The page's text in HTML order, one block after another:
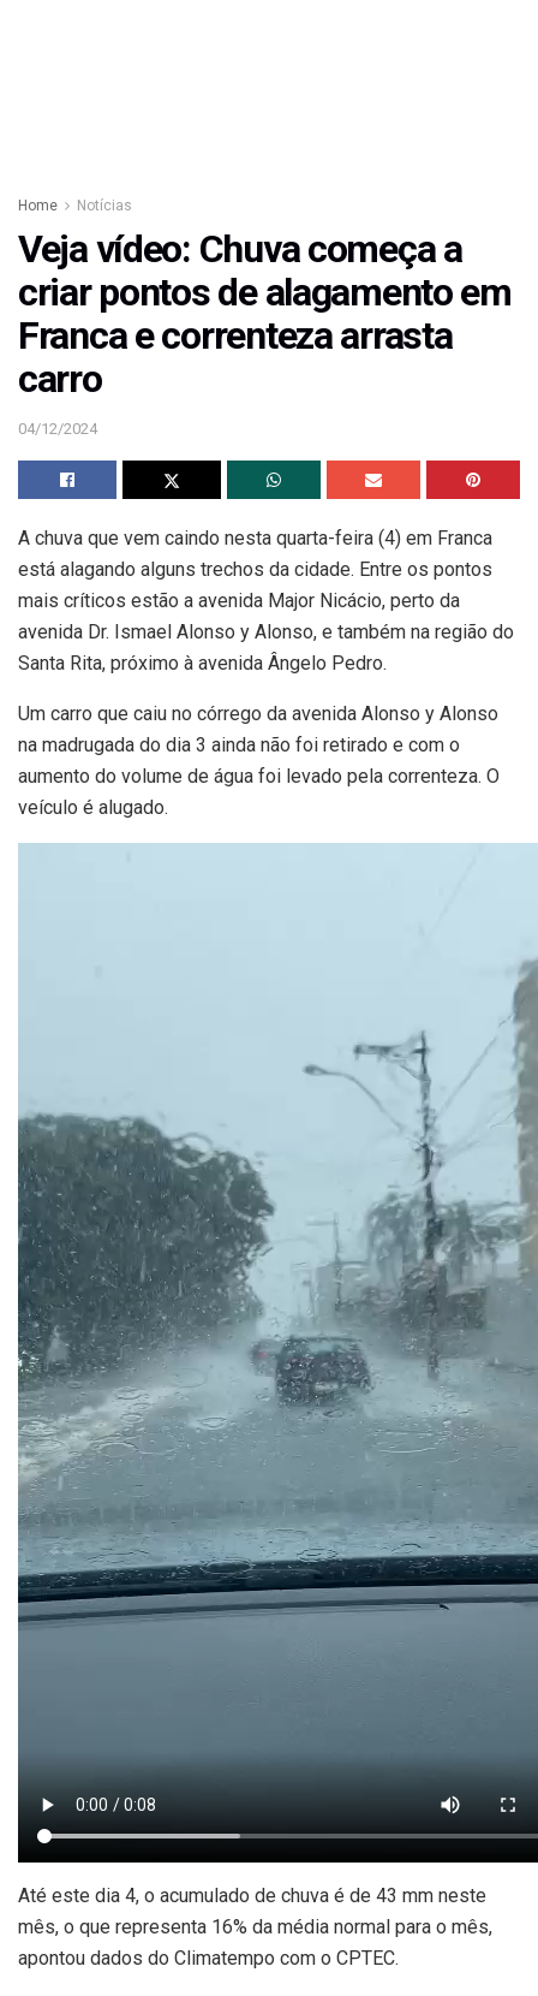
Home Notícias
Veja vídeo: Chuva começa a
criar pontos de alagamento em
Franca e correnteza arrasta
carro
04/12/2024
A chuva que vem caindo nesta quarta-feira (4) em Franca
está alagando alguns trechos da cidade. Entre os pontos
mais críticos estão a avenida Major Nicácio, perto da
avenida Dr. Ismael Alonso y Alonso, e também na região do
Santa Rita, próximo à avenida Ângelo Pedro.
Um carro que caiu no córrego da avenida Alonso y Alonso
na madrugada do dia 3 ainda não foi retirado e com o
aumento do volume de água foi levado pela correnteza. O
veículo é alugado.
Até este dia 4, o acumulado de chuva é de 43 mm neste
mês, o que representa 16% da média normal para o mês,
apontou dados do Climatempo com o CPTEC.